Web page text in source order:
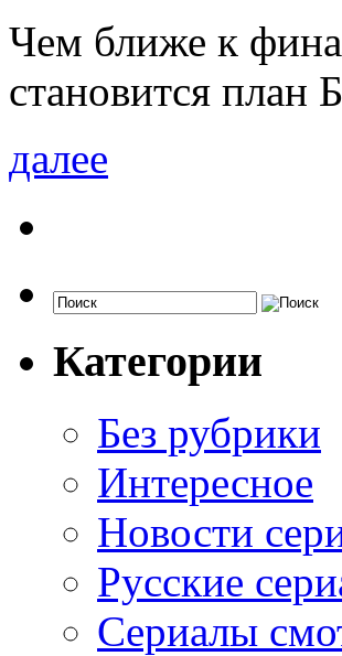
Чем ближе к
становится план
далее
Категории
Без рубрики
Интересное
Новости
Русские
Сериалы